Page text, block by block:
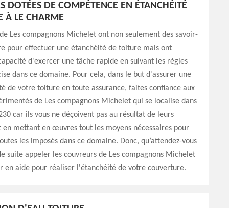
DOTÉES DE COMPÉTENCE EN ÉTANCHÉITÉ
À LE CHARME
Les compagnons Michelet ont non seulement des savoir-
pour effectuer une étanchéité de toiture mais ont
d'exercer une tâche rapide en suivant les règles
dans ce domaine. Pour cela, dans le but d'assurer une
de votre toiture en toute assurance, faites confiance aux
de Les compagnons Michelet qui se localise dans
car ils vous ne déçoivent pas au résultat de leurs
mettant en œuvres tout les moyens nécessaires pour
les imposés dans ce domaine. Donc, qu’attendez-vous
suite appeler les couvreurs de Les compagnons Michelet
en aide pour réaliser l'étanchéité de votre couverture.